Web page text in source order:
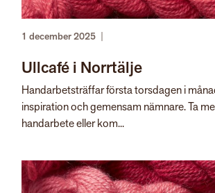
1 december 2025 |
Ullcafé i Norrtälje
Handarbetsträffar första torsdagen i
inspiration och gemensam nämnare. Ta
handarbete eller kom...